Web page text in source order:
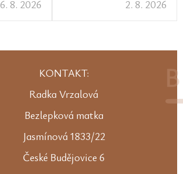
6. 8. 2026 2. 8. 2026
KONTAKT:
Radka Vrzalová
Bezlepková matka
Jasmínová 1833/22
České Budějovice 6